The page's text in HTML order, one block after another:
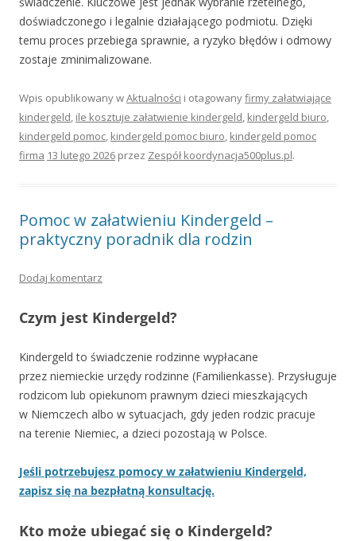
doświadczonego i legalnie działającego podmiotu. Dzięki
temu proces przebiega sprawnie, a ryzyko błędów i odmowy
zostaje zminimalizowane.
Wpis opublikowany wAktualności i otagowanyfirmy załatwiające
kindergeld, ile kosztuje załatwienie kindergeld, kindergeld biuro,
kindergeld pomoc, kindergeld pomoc biuro, kindergeld pomoc
firma 13 lutego 2026 przez Zespół koordynacja500plus.pl.
Pomoc w załatwieniu Kindergeld –
praktyczny poradnik dla rodzin
Dodaj komentarz
Czym jest Kindergeld?
Kindergeld to świadczenie rodzinne wypłacane
przez niemieckie urzędy rodzinne (Familienkasse). Przysługuje
rodzicom lub opiekunom prawnym dzieci mieszkających
w Niemczech albo w sytuacjach, gdy jeden rodzic pracuje
na terenie Niemiec, a dzieci pozostają w Polsce.
Jeśli potrzebujesz pomocy w załatwieniu Kindergeld,
zapisz się na bezpłatną konsultację.
Kto może ubiegać się o Kindergeld?